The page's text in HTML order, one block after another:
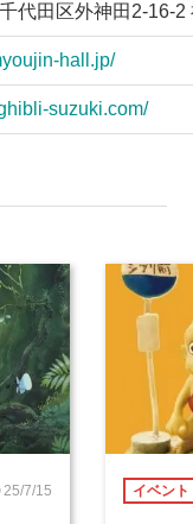
代田区外神田2-16-
hall.jp/
suzuki.com/
25/7/15 イベント